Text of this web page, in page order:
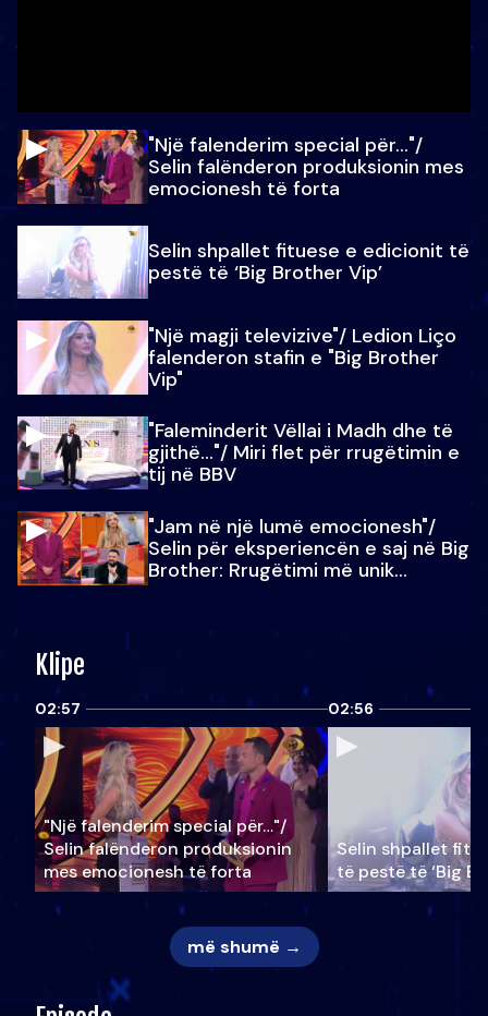
"Një falenderim special për…"/
Selin falënderon produksionin mes
emocionesh të forta
Selin shpallet fituese e edicionit të
pestë të ‘Big Brother Vip’
"Një magji televizive"/ Ledion Liço
falenderon stafin e "Big Brother
Vip"
"Faleminderit Vëllai i Madh dhe të
gjithë…"/ Miri flet për rrugëtimin e
tij në BBV
"Jam në një lumë emocionesh"/
Selin për eksperiencën e saj në Big
Brother: Rrugëtimi më unik…
Klipe
02:57
"Një falenderim special për…"/
Selin falënderon produksionin
mes emocionesh të forta
02:56
Selin shpallet
të pestë të ‘Big
më shumë →